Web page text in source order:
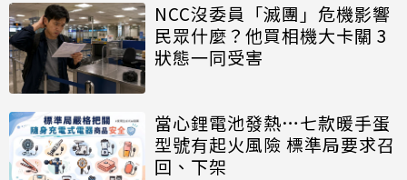
NCC沒委員「滅團」危機影響
民眾什麼？他買相機大卡關 3
狀態一同受害
當心鋰電池發熱…七款暖手蛋
型號有起火風險 標準局要求召
回、下架